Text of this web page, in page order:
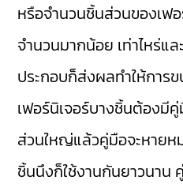
หรือจำนวนชิ้นส่วนของเฟ
จำนวนมากน้อย เท่าไหร่แ
ประกอบก็ส่งผลทำให้การข
เฟอร์นิเจอร์บางชิ้นต้องมี
ส่วนใหญ่แล้วคู่มือจะหายห
ชิ้นนึงก็ใช้งานกันยาวนาน